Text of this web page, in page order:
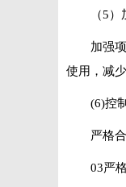
（5
加强
使用，减
(6)控
严格
03严